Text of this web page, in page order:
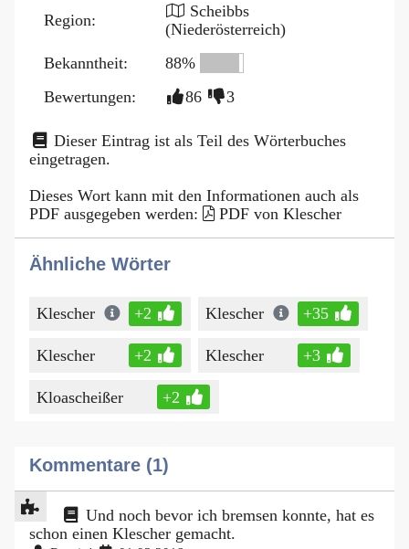
Region:
Scheibbs
(Niederösterreich)
Bekanntheit:
88%
Bewertungen:
86 3
Dieser Eintrag ist als Teil des Wörterbuches
eingetragen.
Dieses Wort kann mit den Informationen auch als
PDF ausgegeben werden:
PDF von Klescher
Ähnliche Wörter
Klescher +2 Klescher +35
Klescher +2 Klescher +3
Kloascheißer +2
Kommentare (1)
Und noch bevor ich bremsen konnte, hat es
schon einen Klescher gemacht.